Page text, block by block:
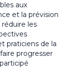
aux
et la prévision
les
praticiens de la
progresser